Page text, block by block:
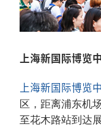
上海新国际博览
上海新国际博览
区，距离浦东机
至花木路站到达展